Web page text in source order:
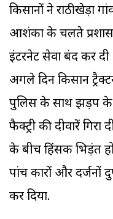
किसानों ने राठीखेड़ा
आशंका के चलते
इंटरनेट सेवा बंद कर
अगले दिन किसान
पुलिस के साथ झड़प के
फैक्ट्री की दीवारें
के बीच हिंसक भिड़ंत
पांच कारों और दर्जनों
कर दिया.